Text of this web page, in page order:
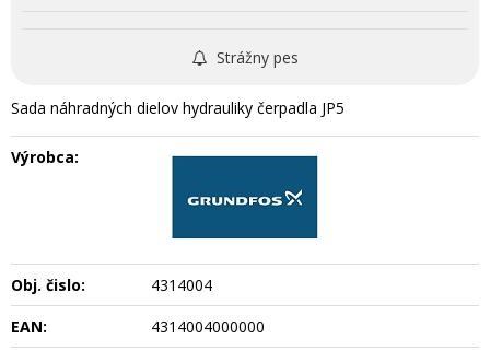
Strážny pes
Sada náhradných dielov hydrauliky čerpadla JP5
Výrobca:
Obj. čislo:
4314004
EAN:
4314004000000